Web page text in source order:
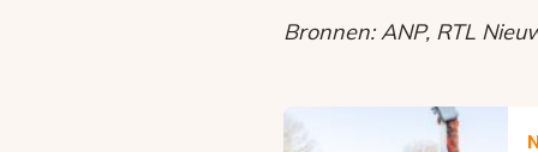
Bronnen: ANP, RTL